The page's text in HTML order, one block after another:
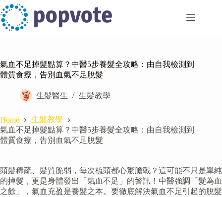
Skip
to
content
氣血不足掉髮點算？中醫5步養髮全攻略：由自我檢測到
體質食療，告別血氣不足脫髮
生髮醫生 生髮教學
Home
生髮教學
氣血不足掉髮點算？中醫5步養髮全攻略：由自我檢測到
體質食療，告別血氣不足脫髮
頭髮稀疏、髮質脆弱，每次梳頭都心驚膽戰？這可能不只是單純
的掉髮，更是身體發出「氣血不足」的警訊！中醫強調「髮為血
之餘」，氣血充盈是養髮之本。要徹底解決氣血不足引起的脫髮